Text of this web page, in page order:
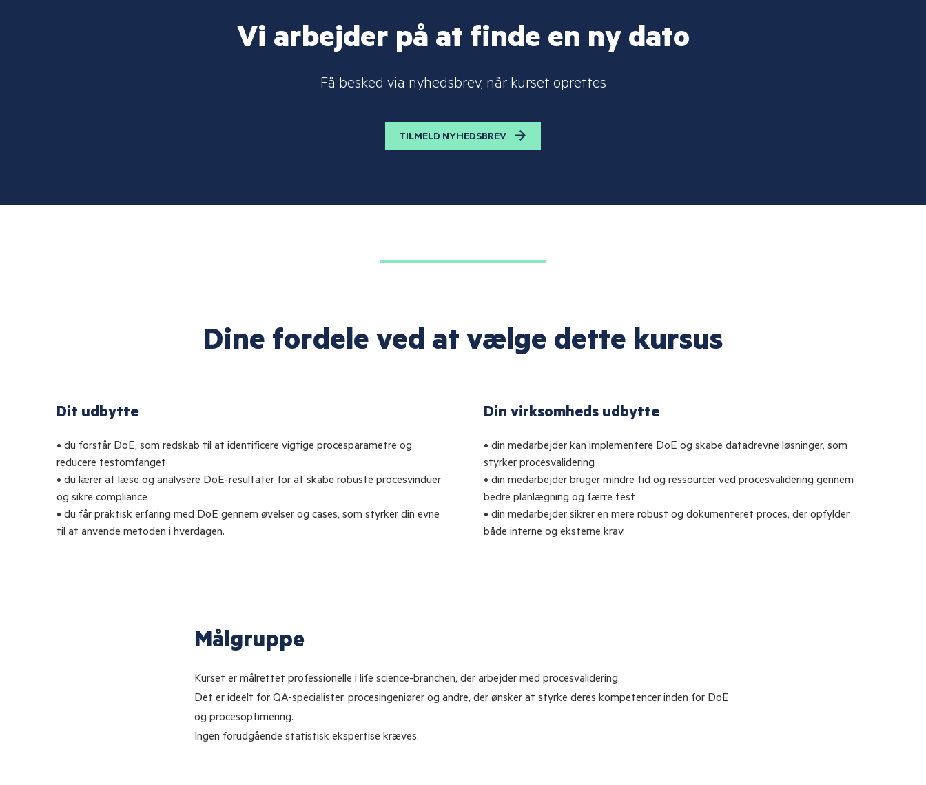
Vi arbejder på at finde en ny dato
Få besked via nyhedsbrev, når kurset oprettes
TILMELD NYHEDSBREV
Dine fordele ved at vælge dette kursus
Dit udbytte
• du forstår DoE, som redskab til at identificere vigtige procesparametre og
reducere testomfanget
• du lærer at læse og analysere DoE-resultater for at skabe robuste procesvinduer
og sikre compliance
• du får praktisk erfaring med DoE gennem øvelser og cases, som styrker din evne
til at anvende metoden i hverdagen.
Din virksomheds udbytte
• din medarbejder kan implementere DoE og skabe datadrevne løsninger, som
styrker procesvalidering
• din medarbejder bruger mindre tid og ressourcer ved procesvalidering gennem
bedre planlægning og færre test
• din medarbejder sikrer en mere robust og dokumenteret proces, der opfylder
både interne og eksterne krav.
Målgruppe
Kurset er målrettet professionelle i life science-branchen, der arbejder med procesvalidering.
Det er ideelt for QA-specialister, procesingeniører og andre, der ønsker at styrke deres kompetencer inden for DoE
og procesoptimering.
Ingen forudgående statistisk ekspertise kræves.